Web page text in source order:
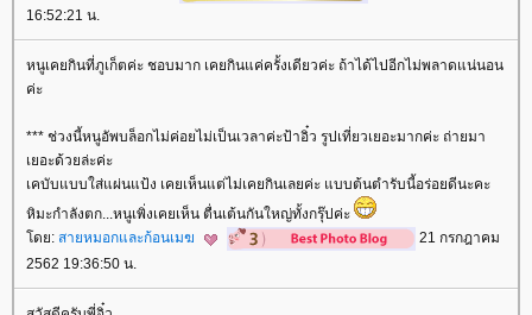
16:52:21 น.
หนูเคยกินที่ภูเก็ตค่ะ ชอบมาก เคยกินแค่ครั้งเดียวค่ะ ถ้าได้ไปอีกไม่พลาดแน่นอน
ค่ะ
*** ช่วงนี้หนูอัพบล็อกไม่ค่อยไม่เป็นเวลาค่ะป้าอิ๋ว รูปเที่ยวเยอะมากค่ะ ถ่ายมา
เยอะด้วยล่ะค่ะ
เคบับแบบใส่แผ่นแป้ง เคยเห็นแต่ไม่เคยกินเลยค่ะ แบบต้นตำรับนี้อร่อยดีนะคะ
หิมะกำลังตก...หนูเพิ่งเคยเห็น ตื่นเต้นกันใหญ่ทั้งกรุ๊ปค่ะ
ดย: สายหมอกและก้อนเมฆ
21 กรกฎาคม
2562 19:36:50 น.